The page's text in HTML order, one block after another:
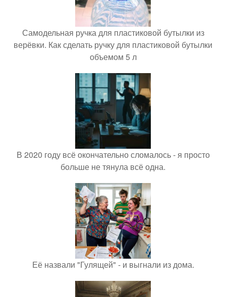
Самодельная ручка для пластиковой бутылки из
верёвки. Как сделать ручку для пластиковой бутылки
объемом 5 л
В 2020 году всё окончательно сломалось - я просто
больше не тянула всё одна.
Её назвали "Гулящей" - и выгнали из дома.